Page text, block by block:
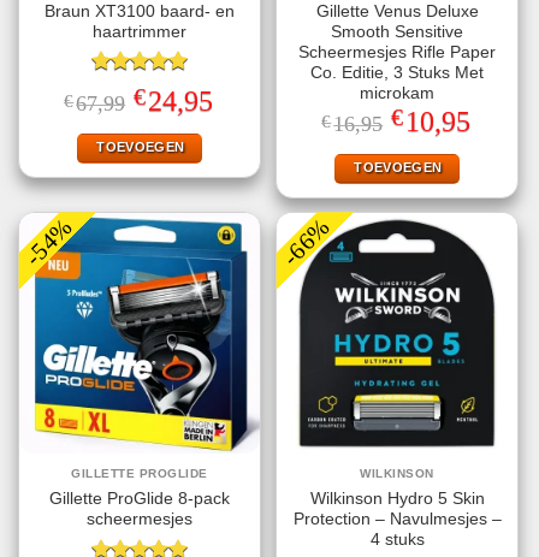
Braun XT3100 baard- en
haartrimmer
Gewaardeerd
5.00uit 5
€67,99 Oorspronkelijke
prijs
was:
€67,99.
€24,95prijs
TOEVOEGEN
Gillette Venus Deluxe
Smooth Sensitive
Scheermesjes Rifle Paper
Co. Editie, 3 Stuks Met
microkam
€16,95 Oorspronkelijke
prijs
was:
€16,95.
€10,95prijs
TOEVOEGEN
-54%
GILLETTE PROGLIDE
Gillette ProGlide 8-pack
scheermesjes
-66%
WILKINSON
Wilkinson Hydro 5 Skin
Protection – Navulmesjes –
4 stuks